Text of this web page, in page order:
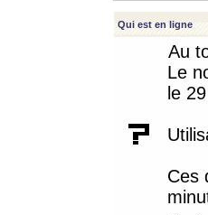
Qui est en ligne
Au
Le
le
Ces